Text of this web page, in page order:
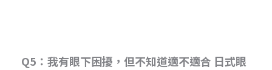
Q5：我有眼下困擾，但不知道適不適合 日式眼